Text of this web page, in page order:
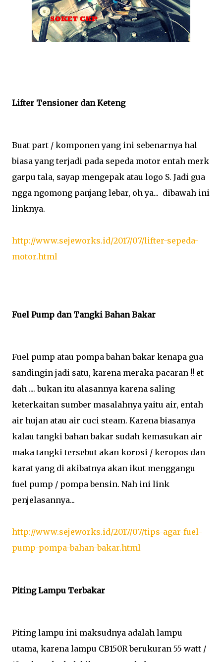
Lifter Tensioner dan Keteng
Buat part / komponen yang ini sebenarnya hal
biasa yang terjadi pada sepeda motor entah merk
garpu tala, sayap mengepak atau logo S. Jadi gua
ngga ngomong panjang lebar, oh ya... dibawah ini
linknya.
http://www.sejeworks.id/2017/07/lifter-sepeda-
motor.html
Fuel Pump dan Tangki Bahan Bakar
Fuel pump atau pompa bahan bakar kenapa gua
sandingin jadi satu, karena meraka pacaran !! et
dah .... bukan itu alasannya karena saling
keterkaitan sumber masalahnya yaitu air, entah
air hujan atau air cuci steam. Karena biasanya
kalau tangki bahan bakar sudah kemasukan air
maka tangki tersebut akan korosi / keropos dan
karat yang di akibatnya akan ikut menggangu
fuel pump / pompa bensin. Nah ini link
penjelasannya...
http://www.sejeworks.id/2017/07/tips-agar-fuel-
pump-pompa-bahan-bakar.html
Piting Lampu Terbakar
Piting lampu ini maksudnya adalah lampu
utama, karena lampu CB150R berukuran 55 watt /